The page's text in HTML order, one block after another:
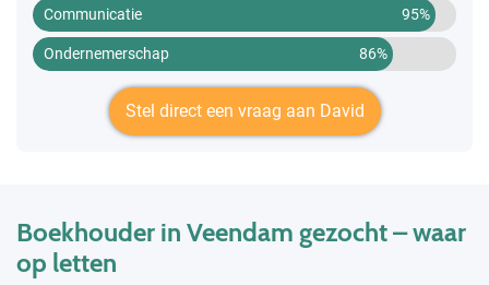
Communicatie 95%
Ondernemerschap 86%
Stel direct een vraag aan David
Boekhouder in Veendam gezocht – waar
op letten